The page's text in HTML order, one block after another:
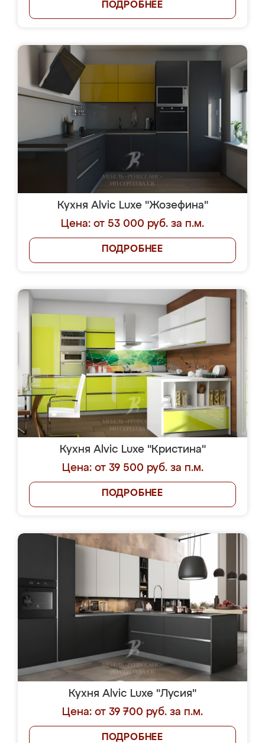
ПОДРОБНЕЕ
Кухня Alvic Luxe "Жозефина"
Цена: от 53 000 руб. за п.м.
ПОДРОБНЕЕ
Кухня Alvic Luxe "Кристина"
Цена: от 39 500 руб. за п.м.
ПОДРОБНЕЕ
Кухня Alvic Luxe "Лусия"
Цена: от 39 700 руб. за п.м.
ПОДРОБНЕЕ